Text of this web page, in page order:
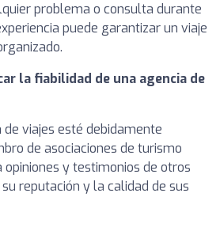
problema o consulta durante
puede garantizar un viaje
la fiabilidad de una agencia de
de viajes esté debidamente
de asociaciones de turismo
opiniones y testimonios de otros
reputación y la calidad de sus